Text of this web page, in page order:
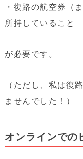
・復路の航空券（
所持していること
が必要です。
（ただし、私は復
ませんでした！）
オンラインでの